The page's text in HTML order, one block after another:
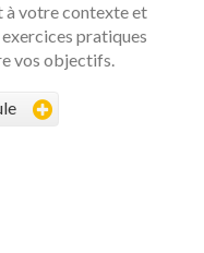
à votre contexte et
pratiques
vos objectifs.